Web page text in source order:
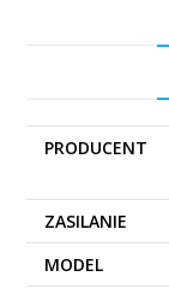
PRODUCENT
ZASILANIE
MODEL